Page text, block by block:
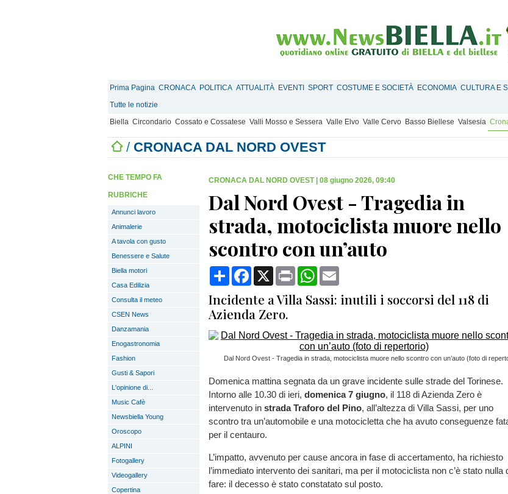
Prima Pagina CRONACA POLITICA ATTUALITÀ EVENTI SPORT COSTUME E SOCIETÀ ECONOMIA CULTURA E
Tutte le notizie
Biella Circondario Cossato e Cossatese Valli Mosso e Sessera Valle Elvo Valle Cervo Basso Biellese Valsesia
/ CRONACA DAL NORD OVEST
CHE TEMPO FA
RUBRICHE
Annunci lavoro
Animalerie
A tavola con gusto
Benessere e Salute
Biella motori
Casa Edilizia
Consulta il meteo
CSEN News
Danzamania
Enogastronomia
Fashion
Gusti & Sapori
L'opinione di...
Music Cafè
Newsbiella Young
Oroscopo
ALPINI
Fotogallery
Videogallery
Copertina
CRONACA DAL NORD OVEST| 08 giugno 2026, 09:40
Dal Nord Ovest - Tragedia in
strada, motociclista muore nello
scontro con un’auto
CondividiFacebook
X Print WhatsApp
Incidente a Villa Sassi: inutili i soccorsi del 118 di
Azienda Zero.
Dal Nord Ovest - Tragedia in strada, motociclista muore nello scontro con un’auto (foto di
Domenica mattina segnata da un grave incidente sulle strade del Torinese.
Intorno alle 10.30 di ieri, domenica 7 giugno, il 118 di Azienda Zero è
intervenuto in strada Traforo del Pino, all’altezza di Villa Sassi, per uno
scontro tra un’automobile e una motocicletta che ha avuto conseguenze
per il centauro.
L’impatto, avvenuto per cause ancora in fase di accertamento, ha richiesto
l’immediato intervento dei sanitari, ma per il motociclista non c’è stato nulla
fare: il decesso è stato constatato sul posto.